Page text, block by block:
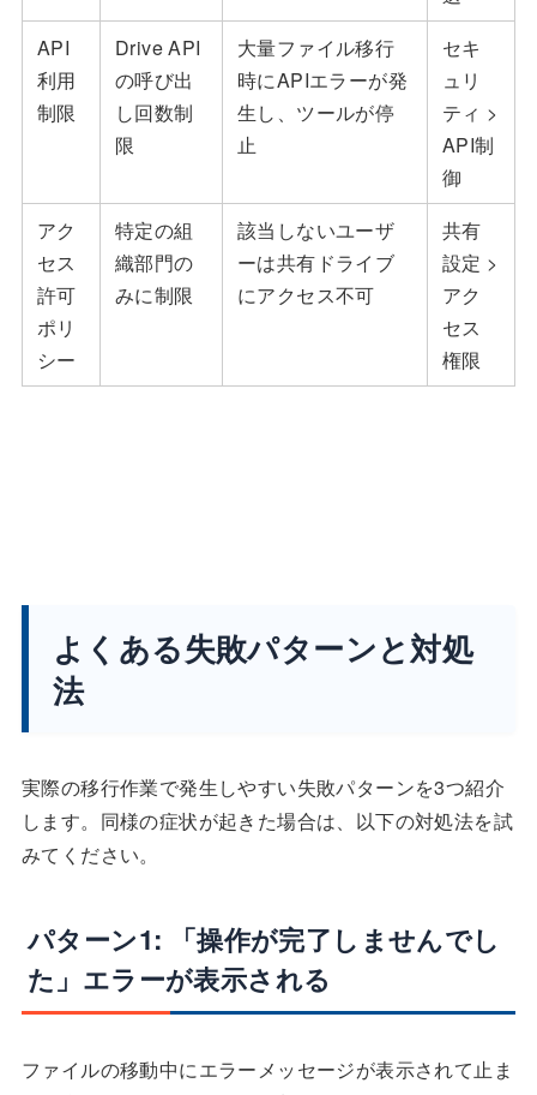
API
利用
制限
Drive API
の呼び出
し回数制
限
大量ファイル移行
時にAPIエラーが発
生し、ツールが停
止
セキ
ュリ
ティ >
API制
御
アク
セス
許可
ポリ
シー
特定の組
織部門の
みに制限
該当しないユーザ
ーは共有ドライブ
にアクセス不可
共有
設定 >
アク
セス
権限
よくある失敗パターンと対処
法
実際の移行作業で発生しやすい失敗パターンを3つ紹介
します。同様の症状が起きた場合は、以下の対処法を試
みてください。
パターン1: 「操作が完了しませんでし
た」エラーが表示される
ファイルの移動中にエラーメッセージが表示されて止ま